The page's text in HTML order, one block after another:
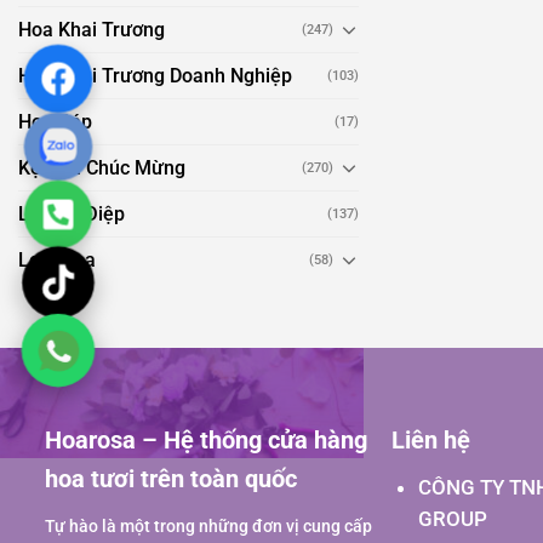
Hoa Khai Trương (247)
Hoa Khai Trương Doanh Nghiệp (103)
Hoa Sáp (17)
Kệ Hoa Chúc Mừng (270)
Lan Hồ Điệp (137)
Loài Hoa (58)
Hoarosa – Hệ thống cửa hàng
hoa tươi trên toàn quốc
Tự hào là một trong những đơn vị cung cấp
Liên hệ
CÔNG TY
GROUP